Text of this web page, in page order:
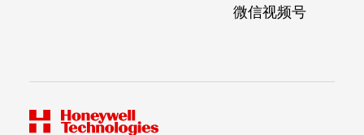
微信视频号